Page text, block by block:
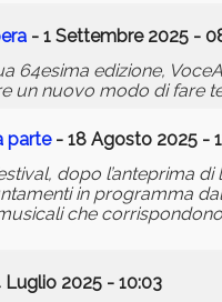
- 1 Settembre 2025 -
64esima edizione,
un nuovo modo di fare
parte- 18 Agosto 2025 -
dopo l’anteprima
in programma
che
2025 - 10:03